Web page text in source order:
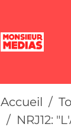
Accueil
NRJ12: